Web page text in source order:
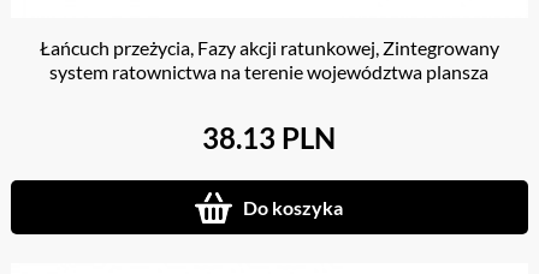
Łańcuch przeżycia, Fazy akcji ratunkowej, Zintegrowany
system ratownictwa na terenie województwa plansza
38.13 PLN
Do koszyka